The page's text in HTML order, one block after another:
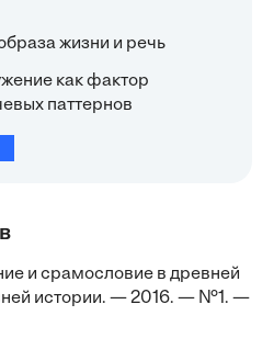
жизни и речь
как фактор
паттернов
и срамословие в древней
истории. — 2016. — №1. —